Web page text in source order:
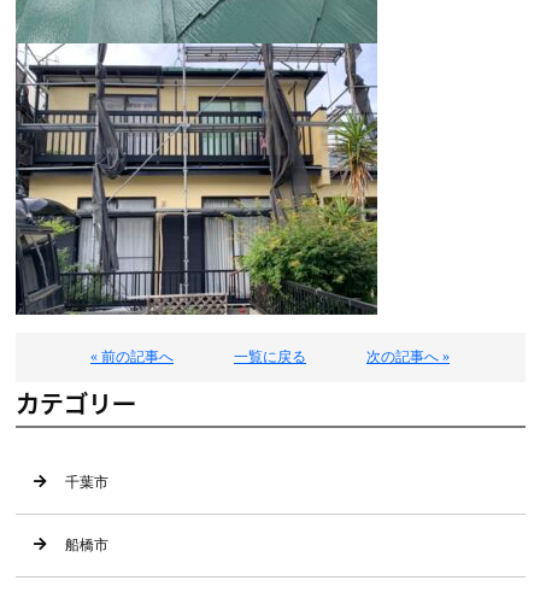
« 前の記事へ 一覧に戻る 次の記事へ »
カテゴリー
千葉市
船橋市